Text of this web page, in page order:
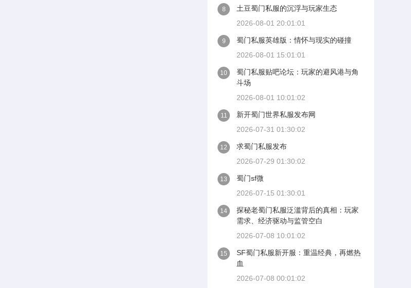
8
土豆蜀门私服的沉浮与玩家生态
2026-08-01 20:01:01
9
蜀门私服英雄版：情怀与现实的碰撞
2026-08-01 15:01:01
10
蜀门私服贴吧论坛：玩家的避风港与角
斗场
2026-08-01 10:01:02
11
新开蜀门世界私服发布网
2026-07-31 01:30:02
12
求蜀门私服发布
2026-07-29 01:30:02
13
蜀门sf微
2026-07-15 01:30:01
14
探秘老蜀门私服泛滥背后的真相：玩家
需求、经济驱动与监管空白
2026-07-08 10:01:02
15
SF蜀门私服新开服：重温经典，再燃热
血
2026-07-08 00:01:02